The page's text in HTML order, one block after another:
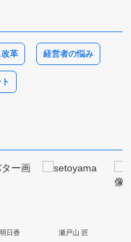
革 経営者の悩み
日香 瀬戸山 匠